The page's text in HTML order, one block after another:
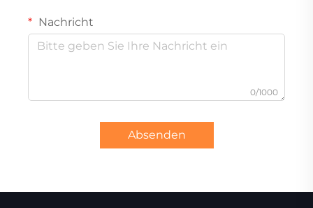
Nachricht
0/1000
Absenden